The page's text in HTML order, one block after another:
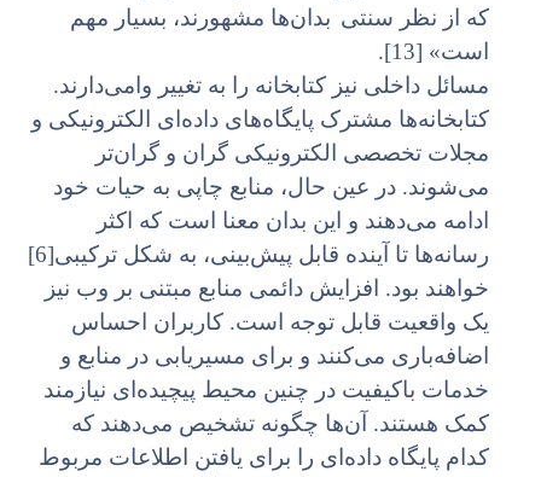
که از نظر سنتی بدان‌ها مشهورند، بسیار مهم
است» [13].
مسائل داخلی نیز کتابخانه را به تغییر وامی‌دارند.
کتابخانه‌ها مشترک پایگاه‌های داده‌ای الکترونیکی و
مجلات تخصصی الکترونیکی گران و گران‌تر
می‌شوند. در عین حال، منابع چاپی به حیات خود
ادامه می‌دهند و این بدان معنا است که اکثر
رسانه‌ها تا آینده قابل پیش‌بینی، به شکل ترکیبی[6]
خواهند بود. افزایش دائمی منابع مبتنی بر وب نیز
یک واقعیت قابل توجه است. کاربران احساس
اضافه‌باری می‌کنند و برای مسیریابی در منابع و
خدمات باکیفیت در چنین محیط پیچیده‌ای نیازمند
کمک هستند. آن‌ها چگونه تشخیص می‌دهند که
کدام پایگاه داده‌ای را برای یافتن اطلاعات مربوط